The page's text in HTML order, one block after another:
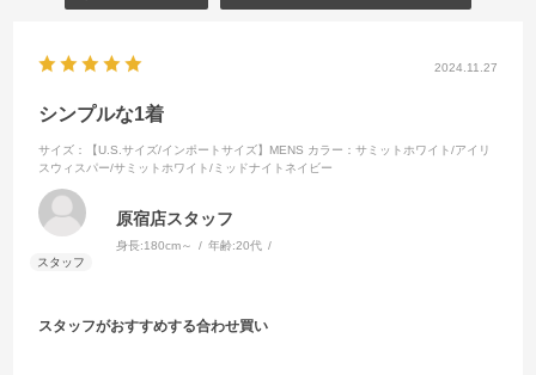
2024.11.27
シンプルな1着
サイズ：【U.S.サイズ/インポートサイズ】MENS カラー：サミットホワイト/アイリ
スウィスパー/サミットホワイト/ミッドナイトネイビー
原宿店スタッフ
身長:180cm～ 年齢:20代
スタッフがおすすめする合わせ買い